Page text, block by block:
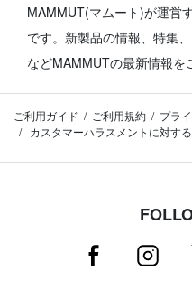
MAMMUT(マムート)が運営
です。 新製品の情報、特集
などMAMMUTの最新情報を
ご利用ガイド ご利用規約
プラ
カスタマーハラスメントに対す